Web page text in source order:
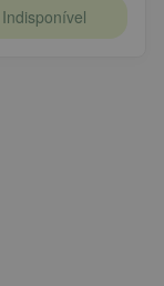
Indisponível